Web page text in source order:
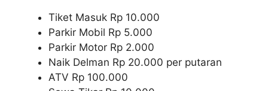
Tiket Masuk Rp 10.000
Parkir Mobil Rp 5.000
Parkir Motor Rp 2.000
Naik Delman Rp 20.000 per putaran
ATV Rp 100.000